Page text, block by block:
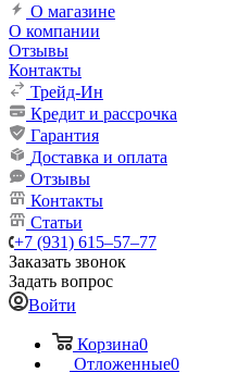
О магазине
О компании
Отзывы
Контакты
Трейд-Ин
Кредит и рассрочка
Гарантия
Доставка и оплата
Отзывы
Контакты
Статьи
+7 (931) 615‒57‒77
Заказать звонок
Задать вопрос
Войти
Корзина0
Отложенные0